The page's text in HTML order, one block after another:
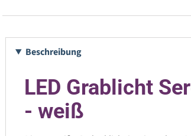
Beschreibung
LED Grablicht
- weiß